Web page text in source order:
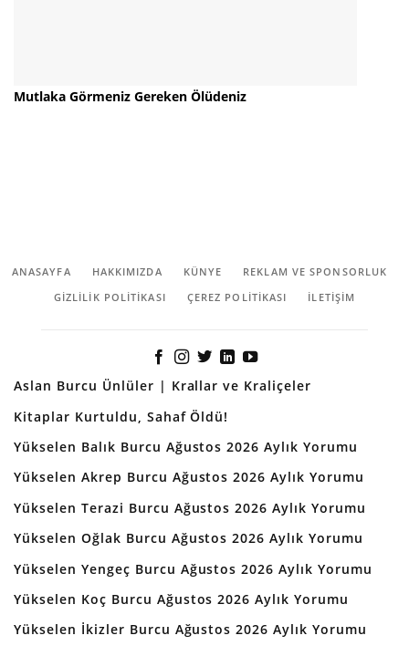
Mutlaka Görmeniz Gereken Ölüdeniz
ANASAYFA HAKKIMIZDA KÜNYE
REKLAM VE SPONSORLUK
GIZLILIK POLITIKASI
ÇEREZ POLITIKASI İLETİŞİM
Aslan Burcu Ünlüler | Krallar ve Kraliçeler
Kitaplar Kurtuldu, Sahaf Öldü!
Yükselen Balık Burcu Ağustos 2026 Aylık Yorumu
Yükselen Akrep Burcu Ağustos 2026 Aylık Yorumu
Yükselen Terazi Burcu Ağustos 2026 Aylık Yorumu
Yükselen Oğlak Burcu Ağustos 2026 Aylık Yorumu
Yükselen Yengeç Burcu Ağustos 2026 Aylık Yorumu
Yükselen Koç Burcu Ağustos 2026 Aylık Yorumu
Yükselen İkizler Burcu Ağustos 2026 Aylık Yorumu